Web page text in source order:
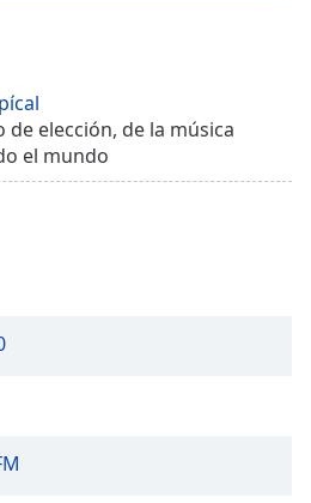
de elección, de la música
el mundo